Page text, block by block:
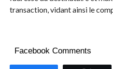
transaction, vidant ainsi le
Facebook Comments